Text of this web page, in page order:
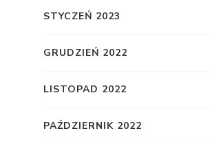
STYCZEŃ 2023
GRUDZIEŃ 2022
LISTOPAD 2022
PAŹDZIERNIK 2022